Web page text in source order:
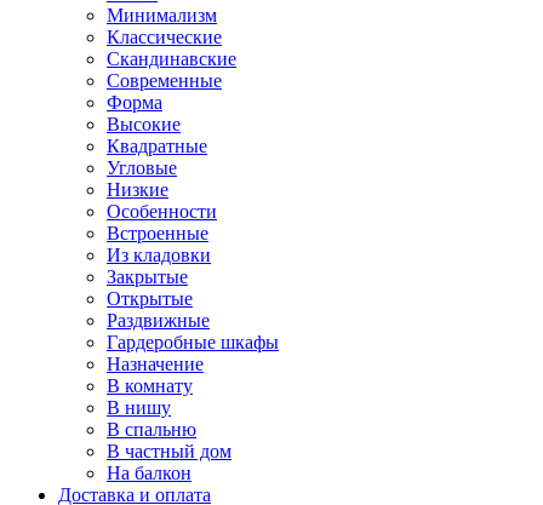
Минимализм
Классические
Скандинавские
Современные
Форма
Высокие
Квадратные
Угловые
Низкие
Особенности
Встроенные
Из кладовки
Закрытые
Открытые
Раздвижные
Гардеробные шкафы
Назначение
В комнату
В нишу
В спальню
В частный дом
На балкон
Доставка и оплата